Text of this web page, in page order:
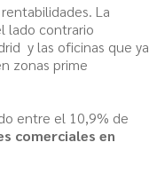
La
lado contrario
y las oficinas que ya
zonas prime
entre el 10,9% de
comerciales en